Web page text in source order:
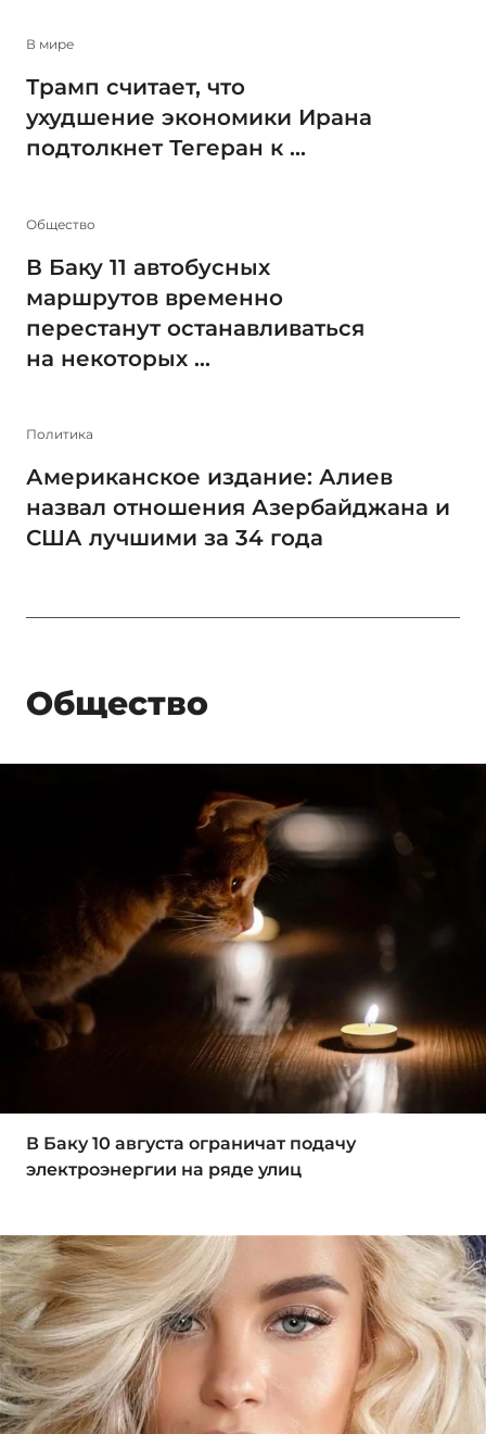
В мире
Трамп считает, что
ухудшение экономики Ирана
подтолкнет Тегеран к ...
Общество
В Баку 11 автобусных
маршрутов временно
перестанут останавливаться
на некоторых ...
Политика
Американское издание: Алиев
назвал отношения Азербайджана и
США лучшими за 34 года
Общество
В Баку 10 августа ограничат подачу
электроэнергии на ряде улиц